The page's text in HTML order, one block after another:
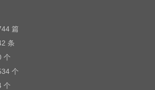
篇
条
个
个
个